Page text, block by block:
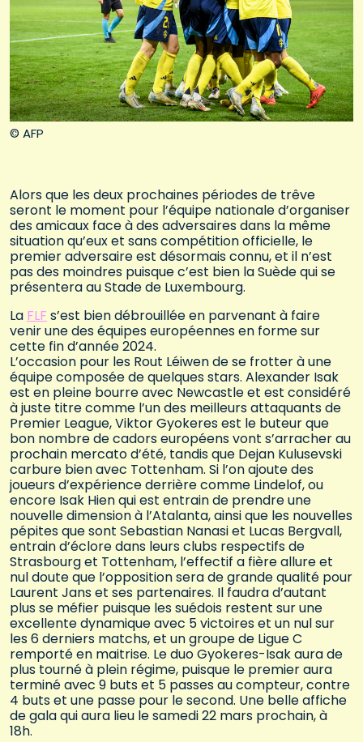
© AFP
Alors que les deux prochaines périodes de trêve
seront le moment pour l’équipe nationale d’organiser
des amicaux face à des adversaires dans la même
situation qu’eux et sans compétition officielle, le
premier adversaire est désormais connu, et il n’est
pas des moindres puisque c’est bien la Suède qui se
présentera au Stade de Luxembourg.
La FLF s’est bien débrouillée en parvenant à faire
venir une des équipes européennes en forme sur
cette fin d’année 2024.
L’occasion pour les Rout Léiwen de se frotter à une
équipe composée de quelques stars. Alexander Isak
est en pleine bourre avec Newcastle et est considéré
à juste titre comme l’un des meilleurs attaquants de
Premier League, Viktor Gyokeres est le buteur que
bon nombre de cadors européens vont s’arracher au
prochain mercato d’été, tandis que Dejan Kulusevski
carbure bien avec Tottenham. Si l’on ajoute des
joueurs d’expérience derrière comme Lindelof, ou
encore Isak Hien qui est entrain de prendre une
nouvelle dimension à l’Atalanta, ainsi que les nouvelles
pépites que sont Sebastian Nanasi et Lucas Bergvall,
entrain d’éclore dans leurs clubs respectifs de
Strasbourg et Tottenham, l’effectif a fière allure et
nul doute que l’opposition sera de grande qualité pour
Laurent Jans et ses partenaires. Il faudra d’autant
plus se méfier puisque les suédois restent sur une
excellente dynamique avec 5 victoires et un nul sur
les 6 derniers matchs, et un groupe de Ligue C
remporté en maitrise. Le duo Gyokeres-Isak aura de
plus tourné à plein régime, puisque le premier aura
terminé avec 9 buts et 5 passes au compteur, contre
4 buts et une passe pour le second. Une belle affiche
de gala qui aura lieu le samedi 22 mars prochain, à
18h.